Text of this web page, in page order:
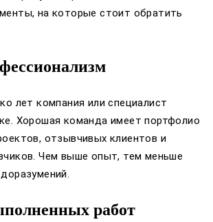
на которые стоит обратить
лет компания или специалист
Хорошая команда имеет портфолио
отзывчивых клиентов и
Чем выше опыт, тем меньше
работ